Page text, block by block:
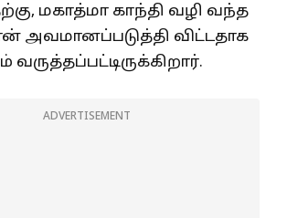
மகாத்மா காந்தி வழி வந்த
அவமானப்படுத்தி விட்டதாக
வருத்தப்பட்டிருக்கிறார்.
ADVERTISEMENT